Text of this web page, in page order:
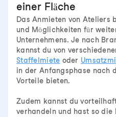
einer Fläche
Das Anmieten von Ateliers
und Möglichkeiten für
Unternehmens. Je nach
kannst du von
Staffelmiete oder
in der Anfangsphase nach
Vorteile bieten.
Zudem kannst du
verhandeln und hast so die